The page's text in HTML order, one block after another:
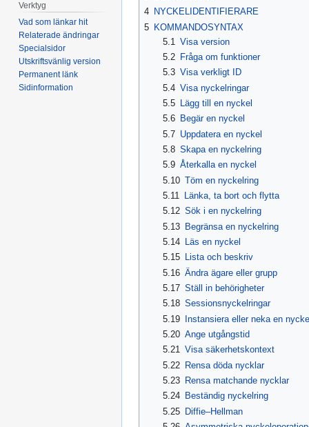
4 NYCKELIDENTIFIERARE
5 KOMMANDOSYNTAX
5.1
Visa version
5.2
Fråga om funktioner
5.3 Visa verkligt ID
5.4 Visa nyckelringar
5.5
Lägg till en nyckel
5.6
Begär en nyckel
5.7 Uppdatera en nyckel
5.8 Skapa en nyckelring
5.9 Återkalla en nyckel
5.10 Töm en nyckelring
5.11
Länka, ta bort och flytta
5.12 Sök i en nyckelring
5.13 Begränsa en nyckelring
5.14
Läs en nyckel
5.15
Lista och beskriv
5.16 Ändra ägare eller grupp
5.17 Ställ in behörigheter
5.18 Sessionsnyckelringar
5.19 Instansiera eller neka en
5.20 Ange utgångstid
5.21 Visa säkerhetskontext
5.22 Rensa döda nycklar
5.23
Rensa matchande nycklar
5.24
Beständig nyckelring
5.25 Diffie–Hellman
Verktyg
Vad som länkar hit
Relaterade ändringar
Specialsidor
Utskriftsvänlig version
Permanent länk
Sidinformation